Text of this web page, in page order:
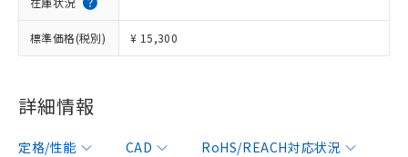
標準価格(税別) ¥ 15,300
詳細情報
定格/性能 CAD
RoHS/REACH対応状況